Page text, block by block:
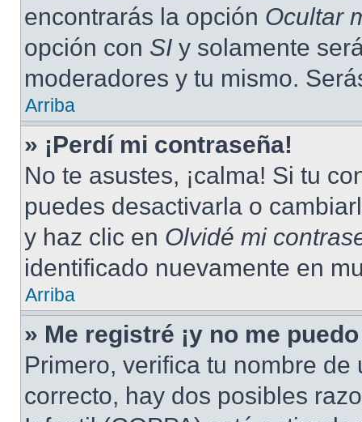
encontrarás la opción Ocultar
opción con SI y solamente
moderadores y tu mismo.
Arriba
» ¡Perdí mi contraseña!
No te asustes, ¡calma! Si tu
puedes desactivarla o
y haz clic en Olvidé mi
identificado nuevamente en
Arriba
» Me registré ¡y no me
Primero, verifica tu nombre
correcto, hay dos posibles